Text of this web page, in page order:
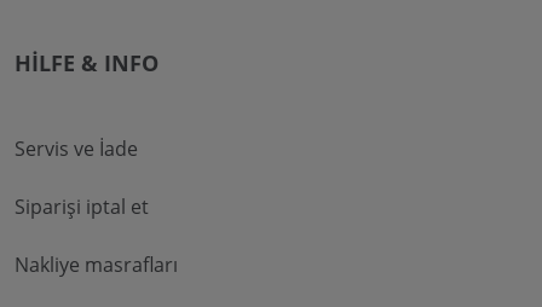
HILFE & INFO
Servis ve İade
Siparişi iptal et
Nakliye masrafları